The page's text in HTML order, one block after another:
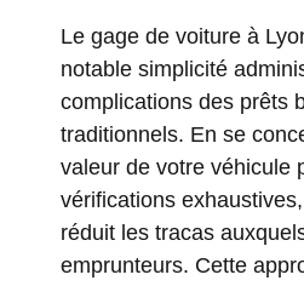
Le gage de voiture à
notable simplicité
complications des prêts
traditionnels. En se
valeur de votre véhicule
vérifications
réduit les tracas
emprunteurs. Cette